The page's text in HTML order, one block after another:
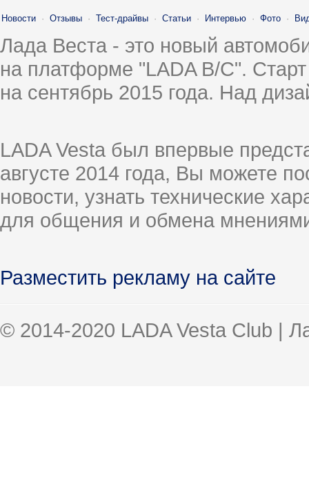
Новости · Отзывы · Тест-драйвы · Статьи · Интервью · Фото ·
Лада Веста - это новый
на платформе "LADA B/C".
на сентябрь 2015 года. Над
LADA Vesta был впервые
августе 2014 года, Вы можете
новости, узнать технические
для общения и обмена
Разместить рекламу на сайте
© 2014-2020 LADA Vesta Club |